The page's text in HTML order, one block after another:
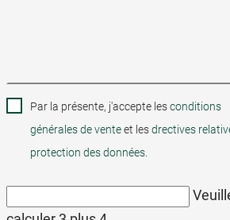
Par la présente, j'accepte lesconditions
générales de venteet lesdrectives
protection des données